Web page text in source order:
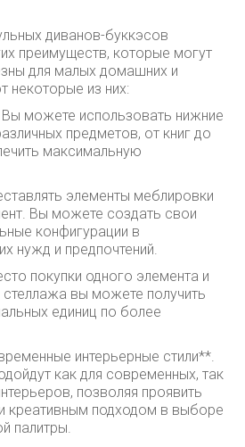
диванов-буккэсов
преимуществ, которые могут
для малых домашних и
некоторые из них:
можете использовать нижние
предметов, от книг до
максимальную
элементы меблировки
Вы можете создать свои
конфигурации в
нужд и предпочтений.
покупки одного элемента и
вы можете получить
единиц по более
интерьерные стили**.
как для современных, так
позволяя проявить
креативным подходом в выборе
палитры.